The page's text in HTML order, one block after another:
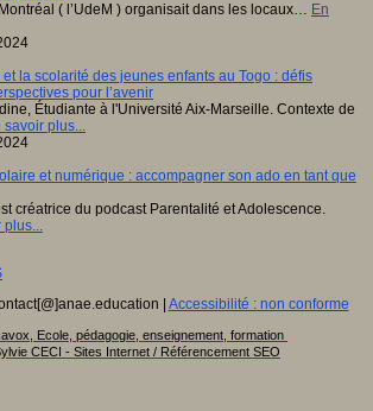
( l’UdeM ) organisait dans les locaux… En
la scolarité des jeunes enfants au Togo : défis
pour l’avenir
Étudiante à l'Université Aix-Marseille. Contexte de
savoir plus...
et numérique : accompagner son ado en tant que
créatrice du podcast Parentalité et Adolescence.
| Accessibilité : non conforme
Ecole, pédagogie, enseignement, formation
CECI - Sites Internet / Référencement SEO